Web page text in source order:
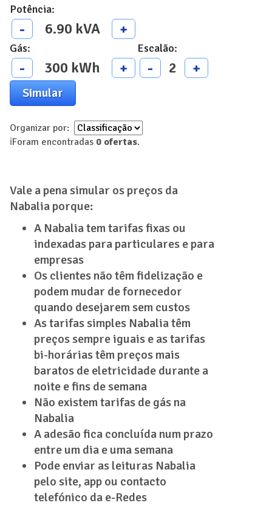
Potência:
- 6.90 kVA +
Gás:
- 300 kWh +
Escalão:
- 2 +
Simular
Organizar por:
ℹ️Foram encontradas 0 ofertas.
Vale a pena simular os preços da
Nabalia porque:
A Nabalia tem tarifas fixas ou
indexadas para particulares e para
empresas
Os clientes não têm fidelização e
podem mudar de fornecedor
quando desejarem sem custos
As tarifas simples Nabalia têm
preços sempre iguais e as tarifas
bi-horárias têm preços mais
baratos de eletricidade durante a
noite e fins de semana
Não existem tarifas de gás na
Nabalia
A adesão fica concluída num prazo
entre um dia e uma semana
Pode enviar as leituras Nabalia
pelo site, app ou contacto
telefónico da e-Redes